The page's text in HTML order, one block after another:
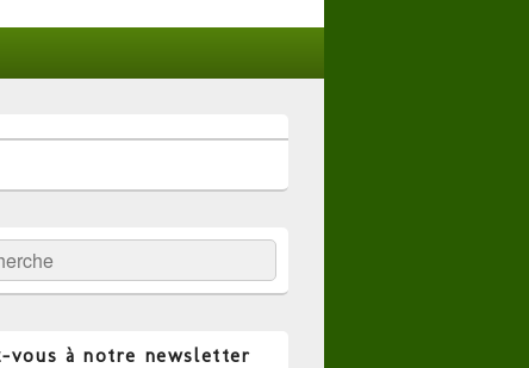
vous à notre newsletter